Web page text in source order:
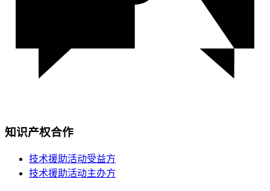
知识产权合作
技术援助活动受益方
技术援助活动主办方